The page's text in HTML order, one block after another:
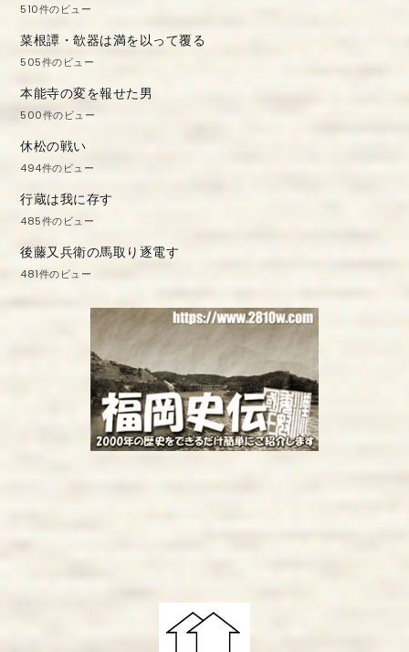
510件のビュー
菜根譚・欹器は満を以って覆る
505件のビュー
本能寺の変を報せた男
500件のビュー
休松の戦い
494件のビュー
行蔵は我に存す
485件のビュー
後藤又兵衛の馬取り逐電す
481件のビュー